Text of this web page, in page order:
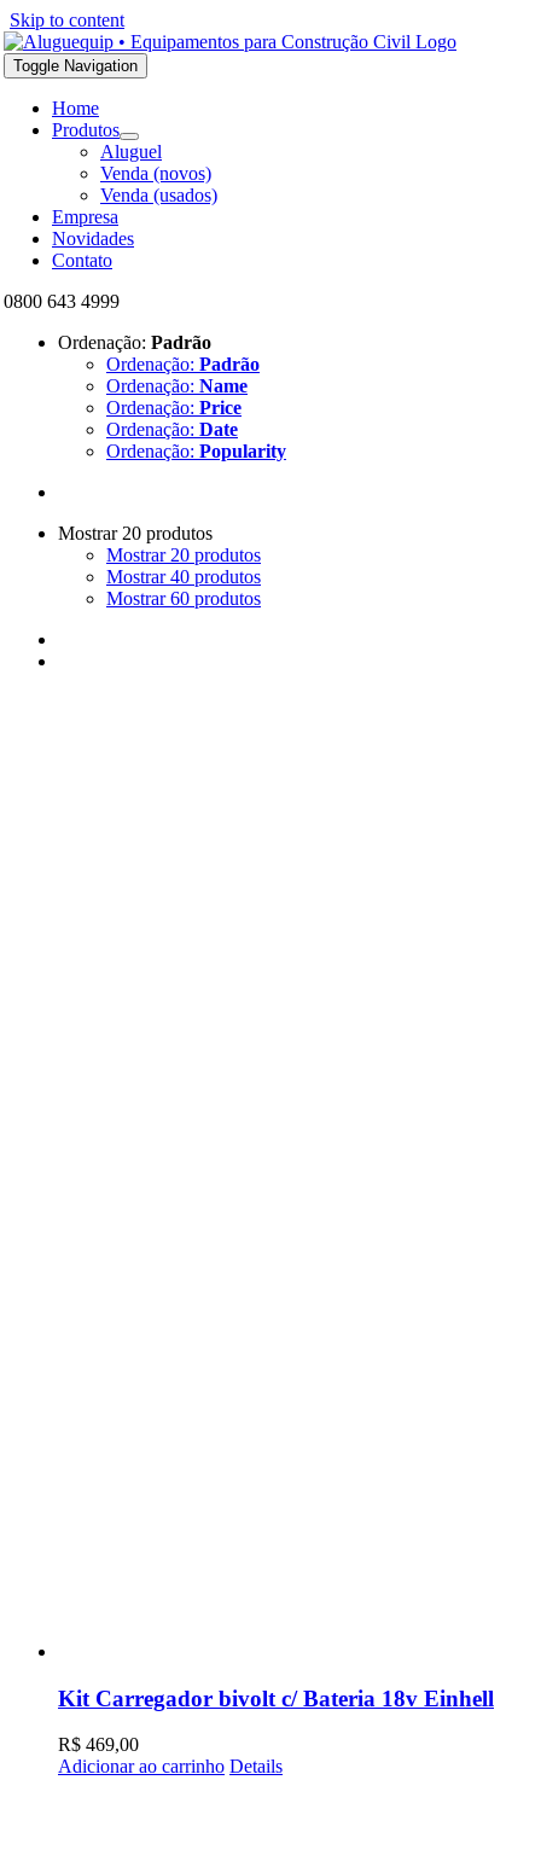
Skip to content
Toggle Navigation
Home
Produtos
Aluguel
Venda (novos)
Venda (usados)
Empresa
Novidades
Contato
0800 643 4999
Ordenação: Padrão
Ordenação: Padrão
Ordenação: Name
Ordenação: Price
Ordenação: Date
Ordenação: Popularity
Mostrar 20 produtos
Mostrar 20 produtos
Mostrar 40 produtos
Mostrar 60 produtos
Kit Carregador bivolt c/ Bateria 18v Einhell
R$ 469,00
Adicionar ao carrinho Details